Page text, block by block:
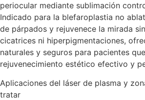
periocular mediante sublimación
Indicado para la blefaroplastia no
de párpados y rejuvenece la mirada
cicatrices ni hiperpigmentaciones,
naturales y seguros para pacientes
rejuvenecimiento estético efectivo y
Aplicaciones del láser de plasma y
tratar